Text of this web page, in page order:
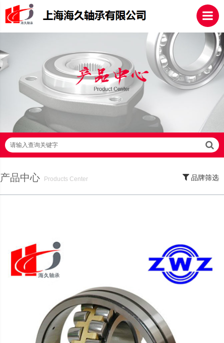
请输入查询关键字
产品中心
Products Center
品牌筛选